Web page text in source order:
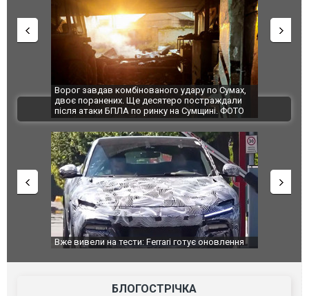
комбінованого удару по Сумах,
Ще десятеро постраждали
БПЛА по ринку на Сумщині. ФОТО
За 2000 кілометрів від кордону з
Єкатеринбурзі після атаки дронів
склад Wildberries. ФОТО. ВІДЕО
ВІДЕО
на тести: Ferrari готує оновлення
Вийшов трейлер нової
БЛОГОСТРІЧКА